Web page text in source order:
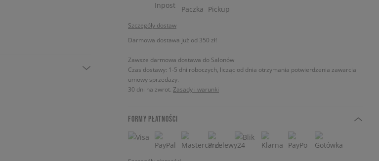
Szczegóły dostaw
Darmowa dostawa już od 350 zł!
Zawsze darmowa dostawa do Salonów
Czas dostawy: 1-5 dni roboczych, licząc od dnia otrzymania potwierdzenia zawarcia
umowy sprzedaży.
30 dni na zwrot. Zasady i warunki
FORMY PŁATNOŚCI